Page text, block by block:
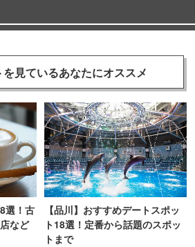
見ているあなたにオススメ
選！古
など
【品川】おすすめデートスポッ
ト18選！定番から話題のスポッ
トまで